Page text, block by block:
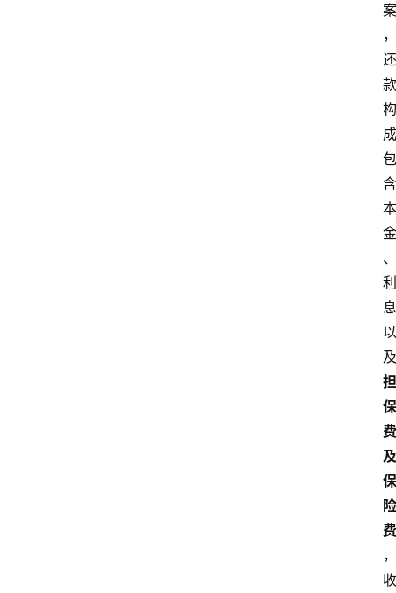
案
，
还
款
构
成
包
含
本
金
、
利
息
以
及
担
保
费
及
保
险
费
，
收